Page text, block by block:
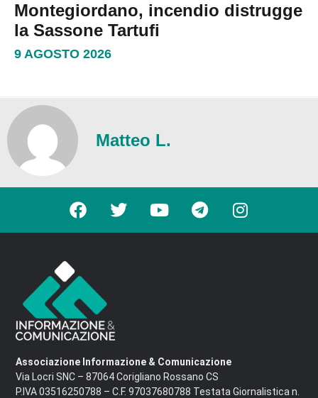
Montegiordano, incendio distrugge
la Sassone Tartufi
9 AGOSTO 2026
Matteo L.
Associazione Informazione & Comunicazione
Via Locri SNC – 87064 Corigliano Rossano CS
P.IVA 03516250788 – C.F. 97037680788 Testata Giornalistica n.